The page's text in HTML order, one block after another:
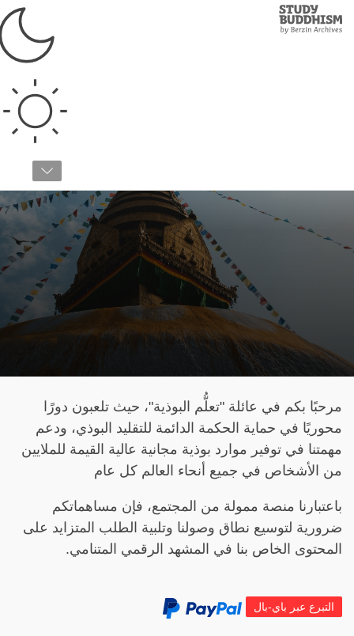
Study
Buddhism
مرحبًا بكم في عائلة "تعلُّم البوذية"، حيث تلعبون دورًا
محوريًا في حماية الحكمة الدائمة للتقليد البوذي، ودعم
مهمتنا في توفير موارد بوذية مجانية عالية القيمة للملايين
من الأشخاص في جميع أنحاء العالم كل عام
باعتبارنا منصة ممولة من المجتمع، فإن مساهماتكم
ضرورية لتوسيع نطاق وصولنا وتلبية الطلب المتزايد على
المحتوى الخاص بنا في المشهد الرقمي المتنامي.
التبرع عبر باي-بال